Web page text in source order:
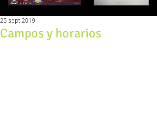
Campos y horarios
25 sept 2019